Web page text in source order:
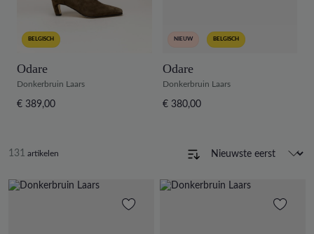
BELGISCH
Odare
Donkerbruin Laars
€ 389,00
NIEUW BELGISCH
Odare
Donkerbruin Laars
€ 380,00
131 artikelen